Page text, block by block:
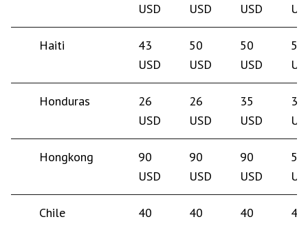
USD
USD
USD
Haiti
43
USD
50
USD
50
USD
50
Honduras
26
USD
26
USD
35
USD
35
Hongkong
90
USD
90
USD
90
USD
55
Chile
40
40
40
40